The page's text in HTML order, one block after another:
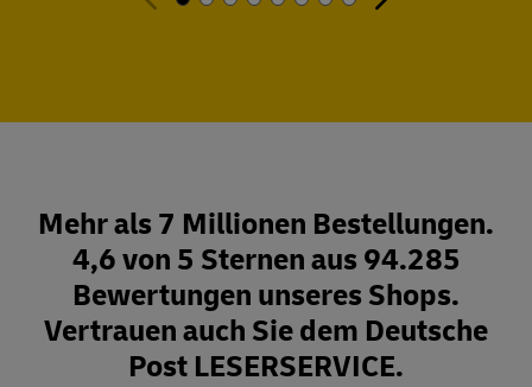
Mehr als 7 Millionen Bestellungen.
4,6 von 5 Sternen aus 94.285
Bewertungen unseres Shops.
Vertrauen auch Sie dem Deutsche
Post LESERSERVICE.